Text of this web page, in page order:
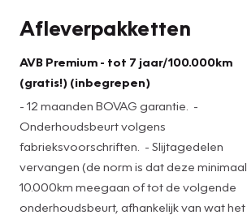
Afleverpakketten
AVB Premium - tot 7 jaar/100.000km
(gratis!) (inbegrepen)
- 12 maanden BOVAG garantie. -
Onderhoudsbeurt volgens
fabrieksvoorschriften. - Slijtagedelen
vervangen (de norm is dat deze minimaal
10.000km meegaan of tot de volgende
onderhoudsbeurt, afhankelijk van wat het